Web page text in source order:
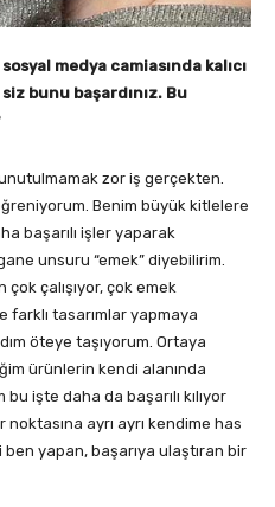
medya camiasında kalıcı
bunu başardınız. Bu
zor iş gerçekten.
Benim büyük kitlelere
başarılı işler yaparak
unsuru “emek” diyebilirim.
çok çalışıyor, çok emek
farklı tasarımlar yapmaya
öteye taşıyorum. Ortaya
ürünlerin kendi alanında
bu işte daha da başarılı kılıyor
noktasına ayrı ayrı kendime has
yapan, başarıya ulaştıran bir